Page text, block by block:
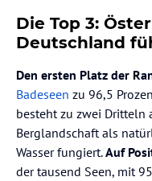
Die Top 3:
Deutschland
Den ersten Platz der
Badeseen zu 96,5
besteht zu zwei Dritteln
Berglandschaft als
Wasser fungiert.Auf
der tausend Seen, mit